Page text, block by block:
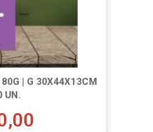
| G 30X44X13CM
UN.